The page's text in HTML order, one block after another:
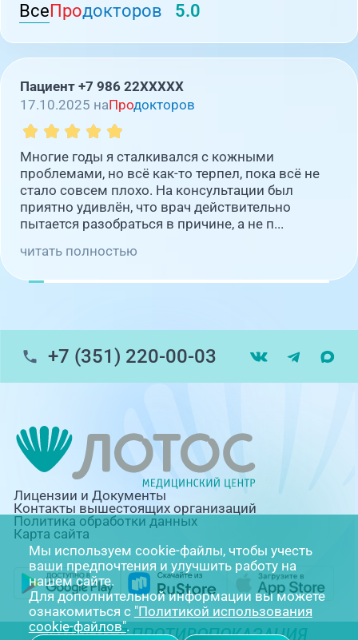
Все Продокторов 5.0
Пациент +7 986 22XXXXX
17.10.2025 наПродокторов
Многие годы я сталкивался с кожными
проблемами, но всё как-то терпел, пока всё не
стало совсем плохо. На консультации был
приятно удивлён, что врач действительно
пытается разобраться в причине, а не п...
читать полностью
+7 (351) 220-00-03
Лицензии и Документы
Контакты вышестоящих организаций
Политика обработки данных
Карта сайта
ИМЕЮТСЯ ПРОТИВОПОКАЗАНИЯ.
Мы используем cookie-файлы, чтобы учесть
ваши предпочтения и улучшить работу на
нашем сайте.
Для дополнительной информации вы можете
ознакомиться с "Политикой использования
cookie-файлов".